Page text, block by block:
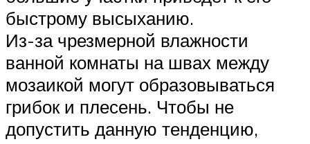
быстрому высыханию.
Из-за чрезмерной влажности
ванной комнаты на швах между
мозаикой могут образовываться
грибок и плесень. Чтобы не
допустить данную тенденцию,